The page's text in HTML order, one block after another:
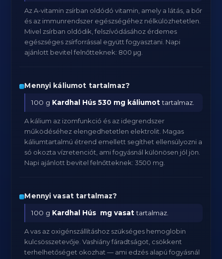
Az A-vitamin zsírban oldódó vitamin, amely a látás, a bőr
és az immunrendszer egészségéhez nélkülözhetetlen.
Mivel zsírban oldódik, felszívódásához érdemes
egészséges zsírforrással együtt fogyasztani. Napi
ajánlott bevitel felnőtteknek: 800 μg.
Mennyi káliumot tartalmaz?
100 g Kardhal Hús 530 mg káliumottartalmaz.
A kálium az izomfunkció és az idegrendszer
működéséhez elengedhetetlen elektrolit. Magas
káliumtartalmú étrend emellett segíthet ellensúlyozni a
só okozta vízretenciót, ami fogyásnál különösen jól jön.
Napi ajánlott bevitel felnőtteknek: 3500 mg.
Mennyi vasat tartalmaz?
100 g Kardhal Hús mg vasattartalmaz.
A vas az oxigénszállításhoz szükséges hemoglobin
kulcsösszetevője. Vashiány fáradtságot, csökkent
terhelhetőséget okozhat — ami edzés alapú fogyásnál